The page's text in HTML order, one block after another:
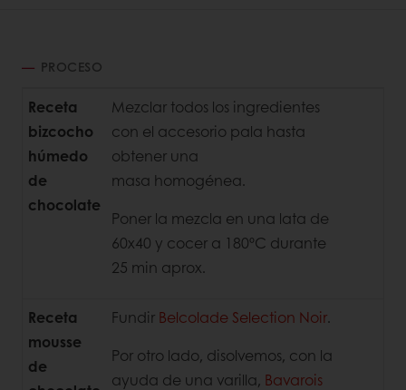
PROCESO
Receta
bizcocho
húmedo
de
chocolate
Mezclar todos los ingredientes
con el accesorio pala hasta
obtener una
masa homogénea.
Poner la mezcla en una lata de
60x40 y cocer a 180ºC durante
25 min aprox.
Receta
mousse
de
Fundir Belcolade Selection Noir.
Por otro lado, disolvemos, con la
ayuda de una varilla, Bavarois